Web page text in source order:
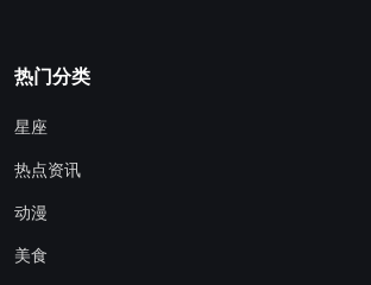
热门分类
星座
热点资讯
动漫
美食